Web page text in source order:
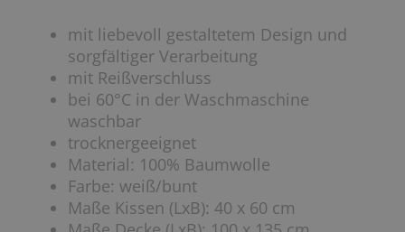
mit liebevoll gestaltetem Design und
sorgfältiger Verarbeitung
mit Reißverschluss
bei 60°C in der Waschmaschine
waschbar
trocknergeeignet
Material: 100% Baumwolle
Farbe: weiß/bunt
Maße Kissen (LxB): 40 x 60 cm